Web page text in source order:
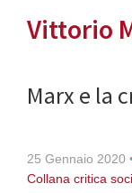
critica
sociale
Vittorio
Marx e la
25 Gennaio 2020
Collana critica